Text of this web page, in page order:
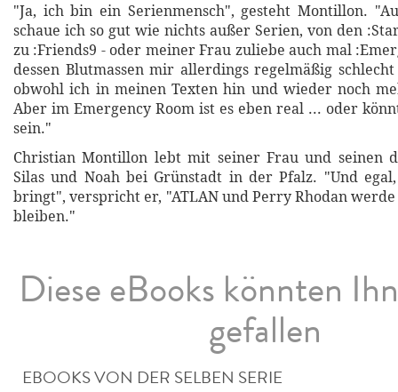
"Ja, ich bin ein Serienmensch", gesteht Montillon.
schaue ich so gut wie nichts außer Serien, von den
zu :Friends9 - oder meiner Frau zuliebe auch mal
dessen Blutmassen mir allerdings regelmäßig
obwohl ich in meinen Texten hin und wieder noch
Aber im Emergency Room ist es eben real ... oder
sein."
Christian Montillon lebt mit seiner Frau und seinen
Silas und Noah bei Grünstadt in der Pfalz. "Und
bringt", verspricht er, "ATLAN und Perry Rhodan
bleiben."
Diese eBooks könnten
gefallen
EBOOKS VON DER SELBEN SERIE